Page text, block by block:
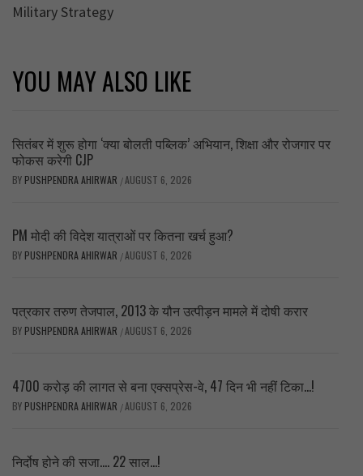
Military Strategy
YOU MAY ALSO LIKE
सितंबर में शुरू होगा ‘क्या बोलती पब्लिक’ अभियान, शिक्षा और रोजगार पर
फोकस करेगी CJP
BY PUSHPENDRA AHIRWAR /AUGUST 6, 2026
PM मोदी की विदेश यात्राओं पर कितना खर्च हुआ?
BY PUSHPENDRA AHIRWAR /AUGUST 6, 2026
पत्रकार तरुण तेजपाल, 2013 के यौन उत्पीड़न मामले में दोषी करार
BY PUSHPENDRA AHIRWAR /AUGUST 6, 2026
4700 करोड़ की लागत से बना एक्सप्रेस-वे, 47 दिन भी नहीं टिका…!
BY PUSHPENDRA AHIRWAR /AUGUST 6, 2026
निर्दोष होने की सजा…. 22 साल…!